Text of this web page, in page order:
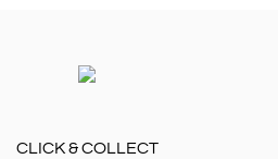
CLICK & COLLECT